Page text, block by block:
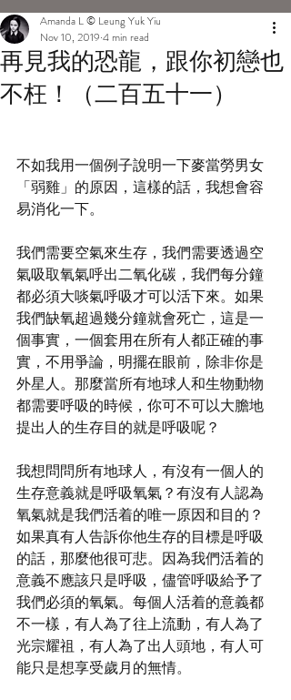
再見我的恐龍，跟你初戀也
不枉！（二百五十一）
Amanda L © Leung Yuk Yiu
Nov 10, 2019 4 min read
不如我用一個例子說明一下麥當勞男女
「弱雞」的原因，這樣的話，我想會容
易消化一下。
我們需要空氣來生存，我們需要透過空
氣吸取氧氣呼出二氧化碳，我們每分鐘
都必須大啖氣呼吸才可以活下來。如果
我們缺氧超過幾分鐘就會死亡，這是一
個事實，一個套用在所有人都正確的事
實，不用爭論，明擺在眼前，除非你是
外星人。那麼當所有地球人和生物動物
都需要呼吸的時候，你可不可以大膽地
提出人的生存目的就是呼吸呢？
我想問問所有地球人，有沒有一個人的
生存意義就是呼吸氧氣？有沒有人認為
氧氣就是我們活着的唯一原因和目的？
如果真有人告訴你他生存的目標是呼吸
的話，那麼他很可悲。因為我們活着的
意義不應該只是呼吸，儘管呼吸給予了
我們必須的氧氣。每個人活着的意義都
不一樣，有人為了往上流動，有人為了
光宗耀祖，有人為了出人頭地，有人可
能只是想享受歲月的無情。